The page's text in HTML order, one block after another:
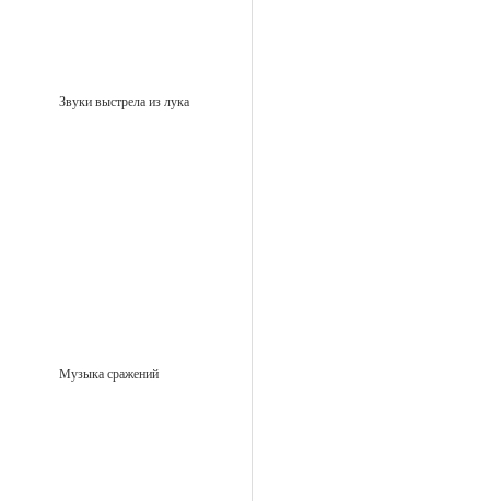
Звуки выстрела из лука
Музыка сражений